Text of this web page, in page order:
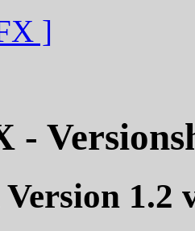
]
-
1.2